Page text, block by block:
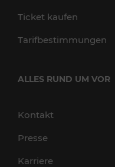
Ticket kaufen
Tarifbestimmungen
ALLES RUND UM VOR
Kontakt
Presse
Karriere